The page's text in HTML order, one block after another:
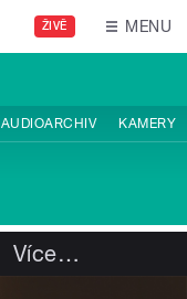
ŽIVĚ MENU
AUDIOARCHIV KAMERY
Více…